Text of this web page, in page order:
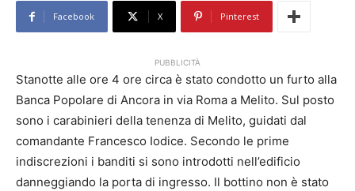
Facebook X Pinterest
PUBBLICITÀ
Stanotte alle ore 4 ore circa è stato condotto un furto alla
Banca Popolare di Ancora in via Roma a Melito. Sul posto
sono i carabinieri della tenenza di Melito, guidati dal
comandante Francesco Iodice. Secondo le prime
indiscrezioni i banditi si sono introdotti nell’edificio
danneggiando la porta di ingresso. Il bottino non è stato